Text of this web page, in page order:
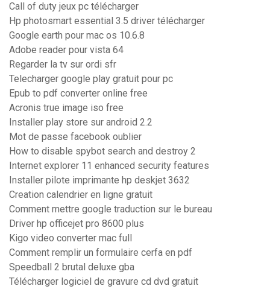
Call of duty jeux pc télécharger
Hp photosmart essential 3.5 driver télécharger
Google earth pour mac os 10.6.8
Adobe reader pour vista 64
Regarder la tv sur ordi sfr
Telecharger google play gratuit pour pc
Epub to pdf converter online free
Acronis true image iso free
Installer play store sur android 2.2
Mot de passe facebook oublier
How to disable spybot search and destroy 2
Internet explorer 11 enhanced security features
Installer pilote imprimante hp deskjet 3632
Creation calendrier en ligne gratuit
Comment mettre google traduction sur le bureau
Driver hp officejet pro 8600 plus
Kigo video converter mac full
Comment remplir un formulaire cerfa en pdf
Speedball 2 brutal deluxe gba
Télécharger logiciel de gravure cd dvd gratuit